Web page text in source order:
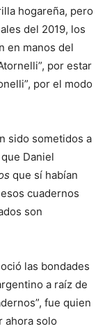
hogareña, pero
del 2019, los
en manos del
por estar
por el modo
sido sometidos a
Daniel
que sí habían
cuadernos
son
las bondades
a raíz de
fue quien
ahora solo